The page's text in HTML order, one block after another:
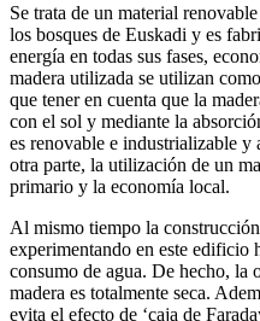
Se trata de un material
los bosques de Euskadi y es
energía en todas sus fases,
madera utilizada se utilizan
que tener en cuenta que la
con el sol y mediante la
es renovable e industrializable
otra parte, la utilización de un
primario y la economía local.
Al mismo tiempo la construcción
experimentando en este edificio
consumo de agua. De hecho, la
madera es totalmente seca.
evita el efecto de ‘caja de